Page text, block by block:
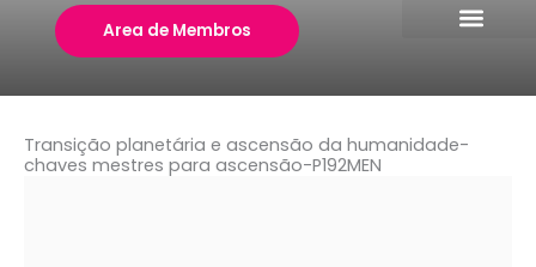
Area de Membros
Transição planetária e ascensão da humanidade-
chaves mestres para ascensão-P192MEN